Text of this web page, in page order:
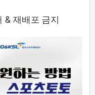
재배포 금지